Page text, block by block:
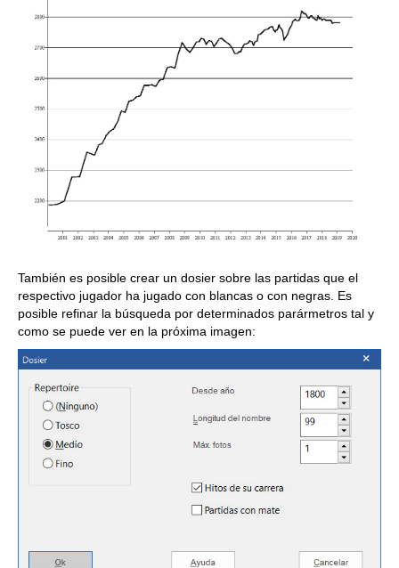
También es posible crear un dosier sobre las partidas que el
respectivo jugador ha jugado con blancas o con negras. Es
posible refinar la búsqueda por determinados parármetros tal y
como se puede ver en la próxima imagen: